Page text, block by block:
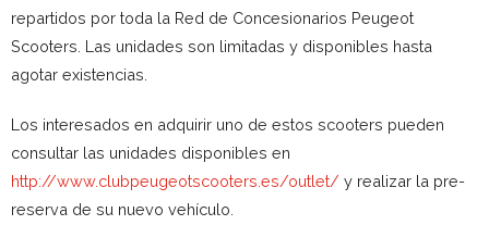
repartidos por toda la Red de Concesionarios Peugeot
Scooters. Las unidades son limitadas y disponibles hasta
agotar existencias.
Los interesados en adquirir uno de estos scooters pueden
consultar las unidades disponibles en
http://www.clubpeugeotscooters.es/outlet/ y realizar la pre-
reserva de su nuevo vehículo.